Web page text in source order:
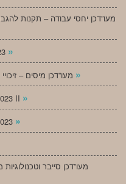
מעו”דכן יחסי עבודה – תקנות
»
»
II »
»
מעו”דכן סייבר